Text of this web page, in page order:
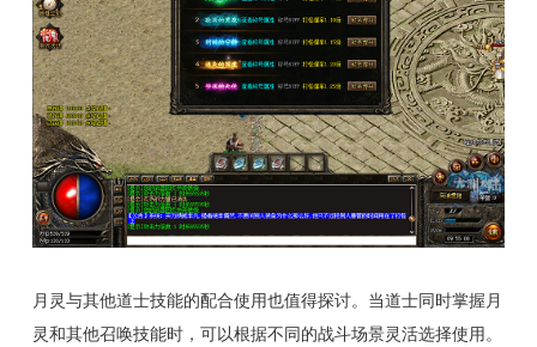
月灵与其他道士技能的配合使用也值得探讨。当道士同时掌握月
灵和其他召唤技能时，可以根据不同的战斗场景灵活选择使用。